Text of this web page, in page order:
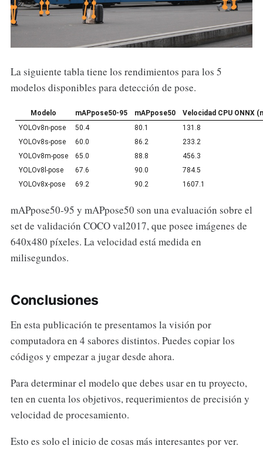
La siguiente tabla tiene los rendimientos para los 5
modelos disponibles para detección de pose.
Modelo mAPpose50-95 mAPpose50
Velocidad CPU ONNX
YOLOv8n-pose
50.4 80.1
131.8
YOLOv8s-pose
60.0 86.2
233.2
YOLOv8m-pose
65.0 88.8
456.3
YOLOv8l-pose
67.6 90.0
784.5
YOLOv8x-pose
69.2 90.2 1607.1
mAPpose50-95 y mAPpose50 son una evaluación sobre el
set de validación COCO val2017, que posee imágenes de
640x480 píxeles. La velocidad está medida en
milisegundos.
Conclusiones
En esta publicación te presentamos la visión por
computadora en 4 sabores distintos. Puedes copiar los
códigos y empezar a jugar desde ahora.
Para determinar el modelo que debes usar en tu proyecto,
ten en cuenta los objetivos, requerimientos de precisión y
velocidad de procesamiento.
Esto es solo el inicio de cosas más interesantes por ver.